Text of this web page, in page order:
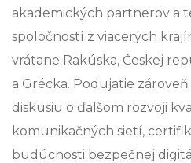
akademických partnerov a
spoločností z viacerých
vrátane Rakúska, Českej
a Grécka. Podujatie
diskusiu o ďalšom rozvoji
komunikačných sietí,
budúcnosti bezpečnej